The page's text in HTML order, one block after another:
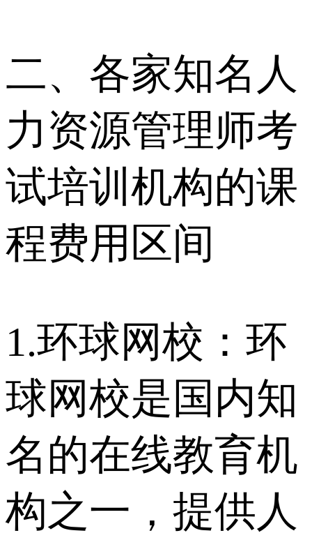
二、各家知名人
力资源管理师考
试培训机构的课
程费用区间
1.环球网校：环
球网校是国内知
名的在线教育机
构之一，提供人